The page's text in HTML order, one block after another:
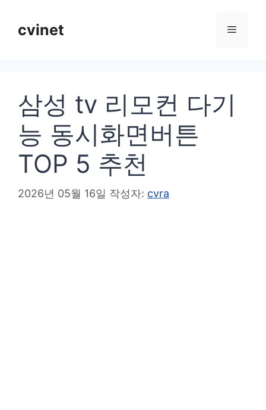
cvinet 메
삼성 tv 리모컨 다기
능 동시화면버튼
TOP 5 추천
2026년 05월 16일 작성자: cvra